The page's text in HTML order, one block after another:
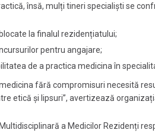
însă, mulți tineri specialiști se
la finalul rezidențiatului;
pentru angajare;
de a practica medicina în
fără compromisuri necesită
etică și lipsuri”, avertizează
a Medicilor Rezidenți